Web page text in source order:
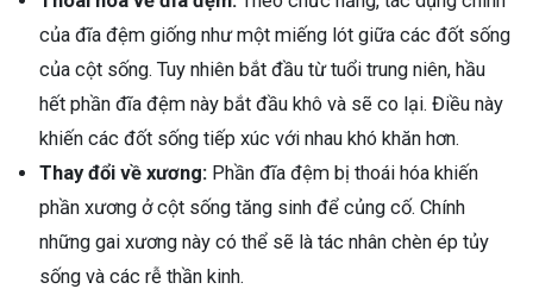
của đĩa đệm giống như một miếng lót giữa các đốt sống
của cột sống. Tuy nhiên bắt đầu từ tuổi trung niên, hầu
hết phần đĩa đệm này bắt đầu khô và sẽ co lại. Điều này
khiến các đốt sống tiếp xúc với nhau khó khăn hơn.
Thay đổi về xương: Phần đĩa đệm bị thoái hóa khiến
phần xương ở cột sống tăng sinh để củng cố. Chính
những gai xương này có thể sẽ là tác nhân chèn ép tủy
sống và các rễ thần kinh.